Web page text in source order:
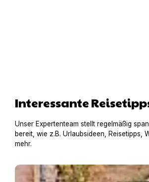
Interessante
Unser Expertenteam stellt regelmäßig
bereit, wie z.B. Urlaubsideen, Reisetipps,
mehr.
Hausboot mit Hund